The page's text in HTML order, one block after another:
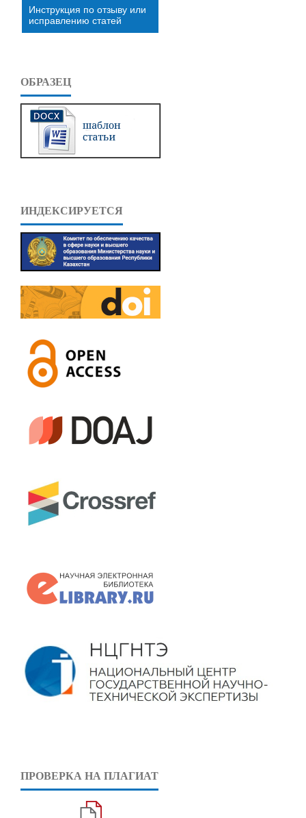
Инструкция по отзыву или
исправлению статей
ОБРАЗЕЦ
ИНДЕКСИРУЕТСЯ
ПРОВЕРКА НА ПЛАГИАТ